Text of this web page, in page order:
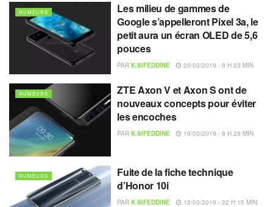
RUMEURS
Les milieu de gammes de
Google s’appelleront Pixel 3a, le
petit aura un écran OLED de 5,6
pouces
PAR K.SIFEDDINE 20/03/2019 - 8 H 23 MIN
RUMEURS
ZTE Axon V et Axon S ont de
nouveaux concepts pour éviter
les encoches
PAR K.SIFEDDINE 19/03/2019 - 8 H 29 MIN
RUMEURS
Fuite de la fiche technique
d’Honor 10i
PAR K.SIFEDDINE 12/03/2019 - 22 H 15 MIN